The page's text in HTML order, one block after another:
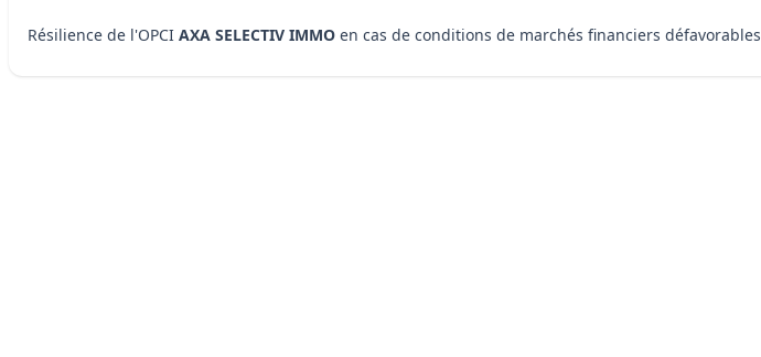
Résilience de l'OPCI AXA SELECTIV IMMO en cas de conditions de marchés financiers défavorables